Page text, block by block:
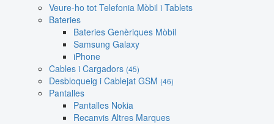
Veure-ho tot Telefonia Mòbil i Tablets
Bateries
Bateries Genèriques Mòbil
Samsung Galaxy
iPhone
Cables i Cargadors (45)
Desbloqueig i Cablejat GSM (46)
Pantalles
Pantalles Nokia
Recanvis Altres Marques